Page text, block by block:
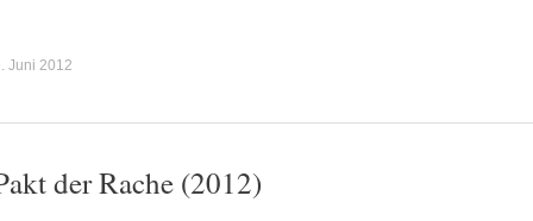
Juni 2012
der Rache (2012)